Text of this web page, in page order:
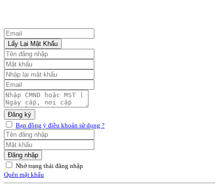
Lấy Lại Mật Khẩu
Đăng ký
Bạn đồng ý điều khoản sử dụng ?
Đăng nhập
Nhớ trạng thái đăng nhập
Quên mật khẩu